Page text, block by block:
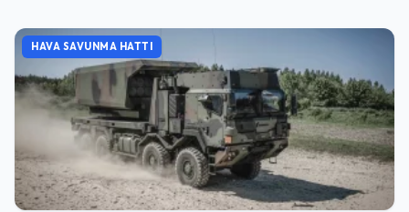
HAVA SAVUNMA HATTI
Giriş Yap